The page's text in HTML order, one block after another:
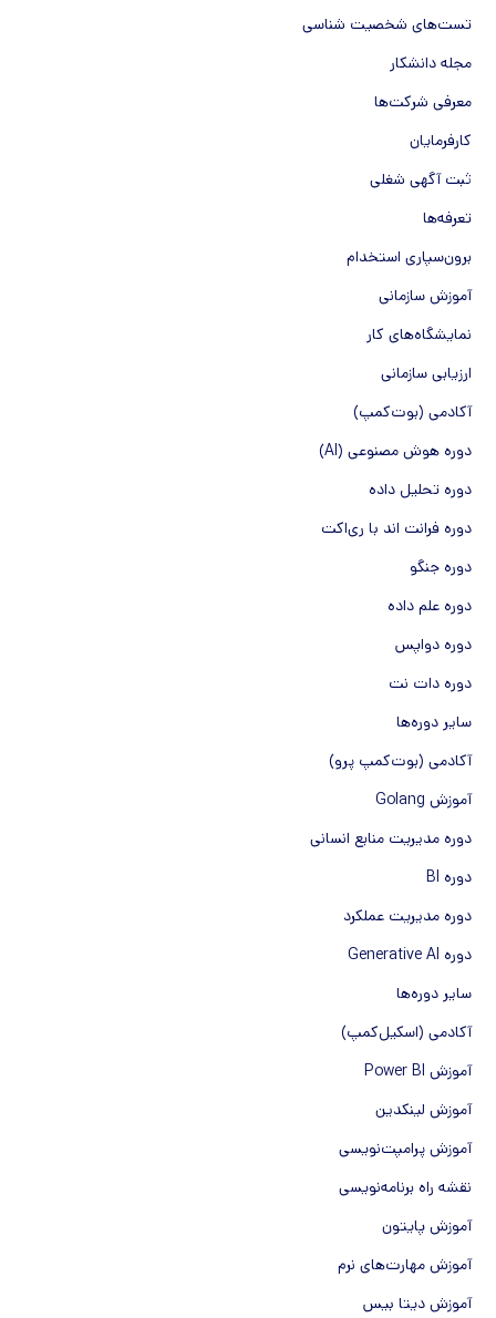
تست‌های شخصیت شناسی
مجله دانشکار
معرفی شرکت‌ها
کارفرمایان
ثبت آگهی شغلی
تعرفه‌ها
برون‌سپاری استخدام
آموزش سازمانی
نمایشگاه‌های کار
ارزیابی سازمانی
آکادمی (بوت‌کمپ)
دوره هوش مصنوعی (AI)
دوره تحلیل داده
دوره فرانت اند با ری‌اکت
دوره جنگو
دوره علم داده
دوره دواپس
دوره دات نت
سایر دوره‌ها
آکادمی (بوت‌کمپ پرو)
آموزش Golang
دوره مدیریت منابع انسانی
دوره BI
دوره مدیریت عملکرد
دوره Generative AI
سایر دوره‌ها
آکادمی (اسکیل‌کمپ)
آموزش Power BI
آموزش لینکدین
آموزش پرامپت‌نویسی
نقشه راه برنامه‌نویسی
آموزش پایتون
آموزش مهارت‌های نرم
آموزش دیتا بیس